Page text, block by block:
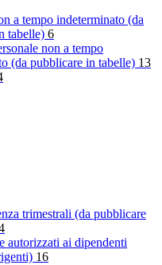
a tempo indeterminato (da
tabelle) 6
non a tempo
(da pubblicare in tabelle) 13
trimestrali (da pubblicare
autorizzati ai dipendenti
16